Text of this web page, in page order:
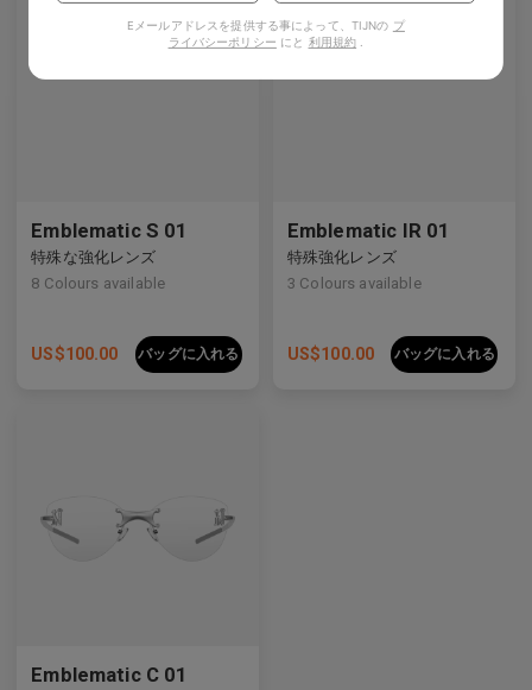
Emblematic S 01
特殊な強化レンズ
8 Colours available
US$100.00 バッグに入れる
Emblematic IR 01
特殊強化レンズ
3 Colours available
US$100.00 バッグに入れる
Emblematic C 01
Eメールアドレスを提供する事によって、TIJNの プ
ライバシーポリシー にと 利用規約 .